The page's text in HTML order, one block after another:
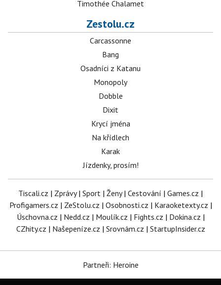
Timothée Chalamet
Zestolu.cz
Carcassonne
Bang
Osadníci z Katanu
Monopoly
Dobble
Dixit
Krycí jména
Na křídlech
Karak
Jízdenky, prosím!
Tiscali.cz | Zprávy| Sport | Ženy| Cestování | Games.cz |
Profigamers.cz | ZeStolu.cz | Osobnosti.cz | Karaoketexty.cz |
Úschovna.cz | Nedd.cz | Moulík.cz | Fights.cz | Dokina.cz |
CZhity.cz | Našepeníze.cz | Srovnám.cz | StartupInsider.cz
Partneři: Heroine